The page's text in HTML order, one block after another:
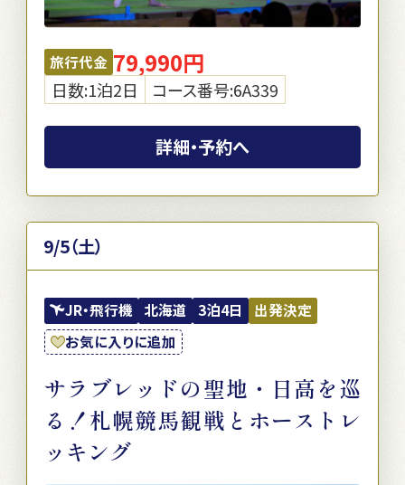
旅行代金 79,990円
日数:1泊2日 コース番号:6A339
詳細・予約へ
9/5（土）
JR・飛行機 北海道 3泊4日
出発決定
お気に入りに追加
サラブレッドの聖地・日高を巡
る！札幌競馬観戦とホーストレ
ッキング